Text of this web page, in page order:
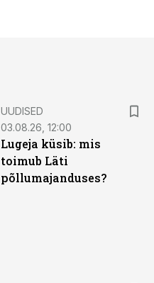
UUDISED
03.08.26, 12:00
Lugeja küsib: mis
toimub Läti
põllumajanduses?